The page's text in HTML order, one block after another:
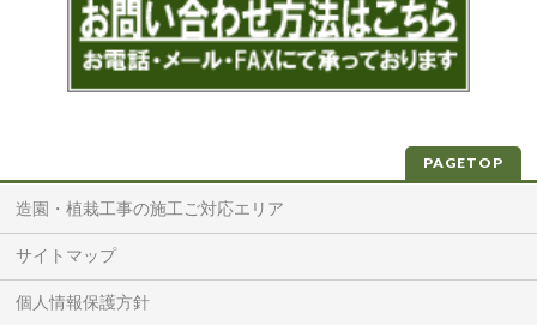
PAGETOP
造園・植栽工事の施工ご対応エリア
サイトマップ
個人情報保護方針